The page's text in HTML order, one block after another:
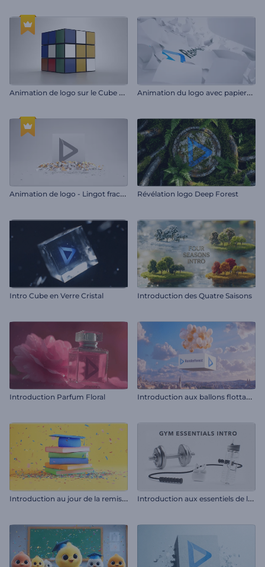
A
nimation de logo sur le Cube de Rubik A
nimation du logo avec papiers volants
A
nimation de logo - Lingot fracassant Révélation logo Deep Forest
Intro Cube en Verre Cristal Introduction des Quatre Saisons
Introduction Parfum Floral I
ntroduction aux ballons flottants
I
ntroduction au jour de la remise des diplômes I
ntroduction aux essentiels de la salle de sport